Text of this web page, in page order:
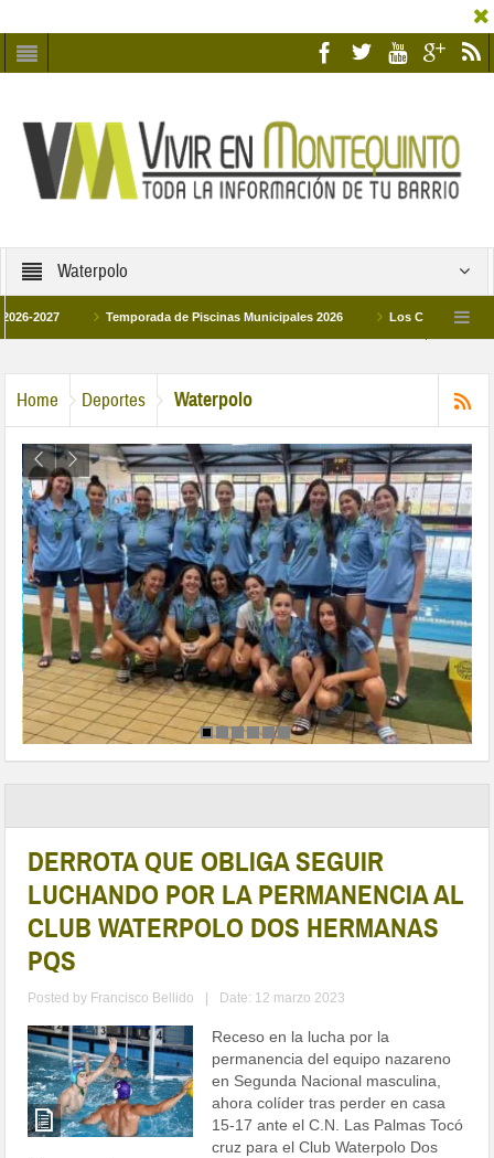
Waterpolo
Temporada de Piscinas Municipales 2026 Los Campus de
Home Deportes Waterpolo
DERROTA QUE OBLIGA SEGUIR
LUCHANDO POR LA PERMANENCIA AL
CLUB WATERPOLO DOS HERMANAS
PQS
Posted by Francisco Bellido Date: 12 marzo 2023
Receso en la lucha por la
permanencia del equipo nazareno
en Segunda Nacional masculina,
ahora colíder tras perder en casa
15-17 ante el C.N. Las Palmas Tocó
cruz para el Club Waterpolo Dos